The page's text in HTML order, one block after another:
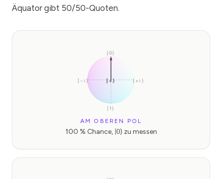
Äquator gibt 50/50-Quoten.
|+⟩
|−⟩ |+i⟩
|−i⟩
|0⟩
|1⟩
AM OBEREN POL
100 % Chance, 0⟩zu messen